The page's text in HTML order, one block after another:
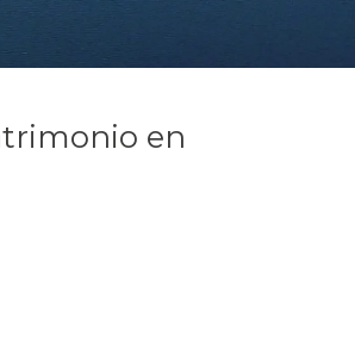
en